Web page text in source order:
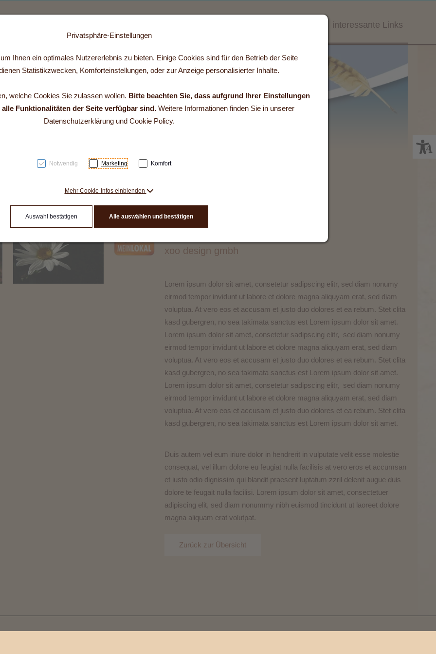
Üble Schlucht Winterbilder
interessante Links
Seminar-Titel
xoo design gmbh
Lorem ipsum dolor sit amet, consetetur sadipscing elitr, sed diam nonumy
eirmod tempor invidunt ut labore et dolore magna aliquyam erat, sed diam
voluptua. At vero eos et accusam et justo duo dolores et ea rebum. Stet clita
kasd gubergren, no sea takimata sanctus est Lorem ipsum dolor sit amet.
Lorem ipsum dolor sit amet, consetetur sadipscing elitr, sed diam nonumy
eirmod tempor invidunt ut labore et dolore magna aliquyam erat, sed diam
voluptua. At vero eos et accusam et justo duo dolores et ea rebum. Stet clita
kasd gubergren, no sea takimata sanctus est Lorem ipsum dolor sit amet.
Lorem ipsum dolor sit amet, consetetur sadipscing elitr, sed diam nonumy
eirmod tempor invidunt ut labore et dolore magna aliquyam erat, sed diam
voluptua. At vero eos et accusam et justo duo dolores et ea rebum. Stet clita
kasd gubergren, no sea takimata sanctus est Lorem ipsum dolor sit amet.
Duis autem vel eum iriure dolor in hendrerit in vulputate velit esse molestie
consequat, vel illum dolore eu feugiat nulla facilisis at vero eros et accumsan
et iusto odio dignissim qui blandit praesent luptatum zzril delenit augue duis
dolore te feugait nulla facilisi. Lorem ipsum dolor sit amet, consectetuer
adipiscing elit, sed diam nonummy nibh euismod tincidunt ut laoreet dolore
magna aliquam erat volutpat.
Zurück zur Übersicht
Privatsphäre-Einstellungen
Ihnen ein optimales Nutzererlebnis zu bieten. Einige Cookies sind für den Betrieb der Seite
Statistikzwecken, Komforteinstellungen, oder zur Anzeige personalisierter Inhalte.
welche Cookies Sie zulassen wollen. Bitte beachten Sie, dass aufgrund Ihrer Einstellungen
Funktionalitäten der Seite verfügbar sind.Weitere Informationen finden Sie in unserer
Datenschutzerklärung und Cookie Policy.
Notwendig Marketing Komfort
Mehr Cookie-Infos einblenden
Auswahl bestätigen Alle auswählen und bestätigen